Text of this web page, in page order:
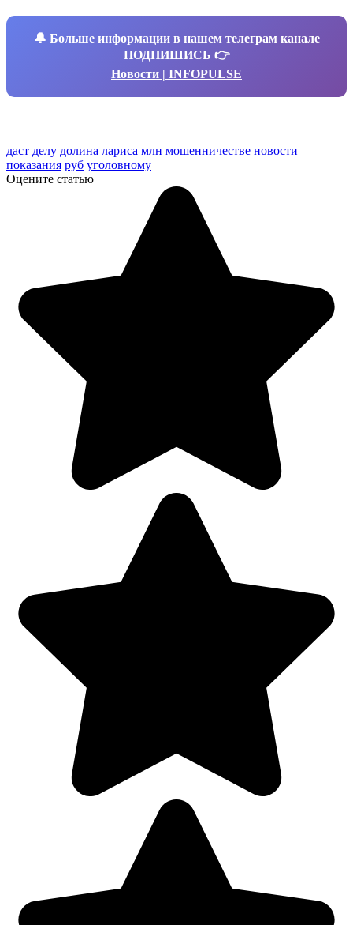
🔔 Больше информации в нашем телеграм канале
ПОДПИШИСЬ 👉
Новости | INFOPULSE
даст делу долина лариса млн мошенничестве новости
показания руб уголовному
Оцените статью